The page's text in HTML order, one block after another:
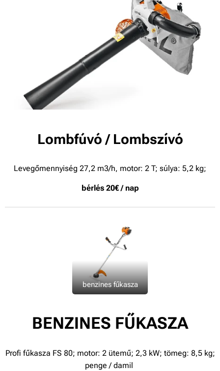
Lombfúvó / Lombszívó
Levegőmennyiség 27,2 m3/h, motor: 2 T; súlya: 5,2 kg;
bérlés 20€ / nap
benzines fűkasza
BENZINES FŰKASZA
Profi fűkasza FS 80; motor: 2 ütemű; 2,3 kW; tömeg: 8,5 kg;
penge / damil